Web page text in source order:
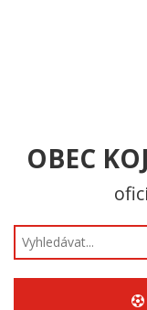
OBEC
Hledat